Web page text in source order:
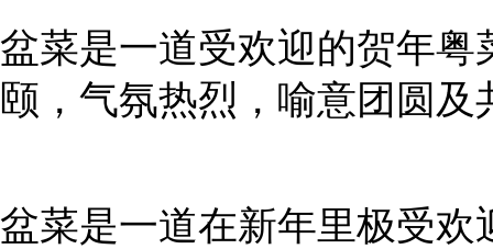
盆菜是一道受欢迎的贺年
颐，气氛热烈，喻意团圆及
盆菜是一道在新年里极受